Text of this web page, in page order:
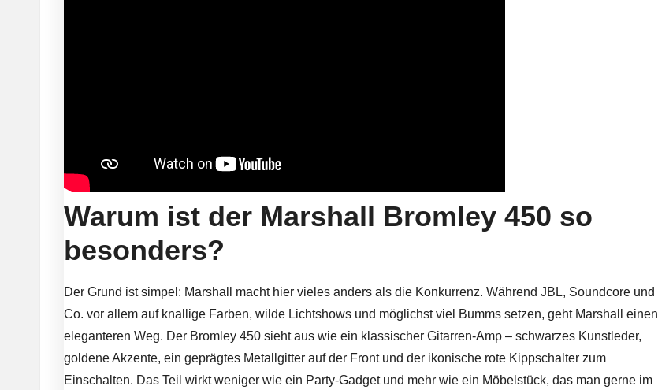
Warum ist der Marshall Bromley 450 so
besonders?
Der Grund ist simpel: Marshall macht hier vieles anders als die Konkurrenz. Während JBL, Soundcore und
Co. vor allem auf knallige Farben, wilde Lichtshows und möglichst viel Bumms setzen, geht Marshall einen
eleganteren Weg. Der Bromley 450 sieht aus wie ein klassischer Gitarren-Amp – schwarzes Kunstleder,
goldene Akzente, ein geprägtes Metallgitter auf der Front und der ikonische rote Kippschalter zum
Einschalten. Das Teil wirkt weniger wie ein Party-Gadget und mehr wie ein Möbelstück, das man gerne im